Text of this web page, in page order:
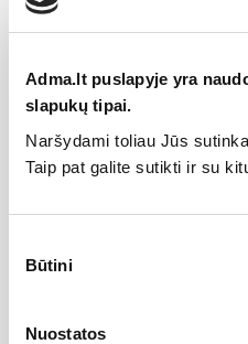
Adma.lt puslapyje yra
slapukų tipai.
Naršydami toliau Jūs
Taip pat galite sutikti ir su
pasirinkimas
Būtini
Nuostatos
Garantija
Aspaugos klasė (IP)
Lemputės tipas
Lemputės galingumas (max